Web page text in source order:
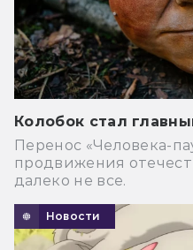
Колобок стал
Перенос «Человека-
продвижения
далеко не все.
Новости